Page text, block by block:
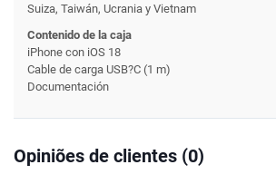
Suiza, Taiwán, Ucrania y Vietnam
Contenido de la caja
iPhone con iOS 18
Cable de carga USB?C (1 m)
Documentación
Opiniões de clientes (0)